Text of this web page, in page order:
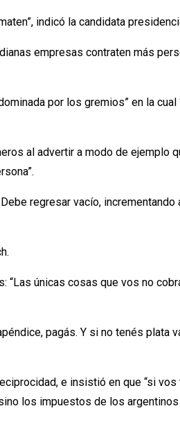
indicó la candidata
empresas contraten más
por los gremios” en la cual
al advertir a modo de ejemplo
regresar vacío, incrementando
“Las únicas cosas que vos no
pagás. Y si no tenés plata
e insistió en que “si vos
los impuestos de los